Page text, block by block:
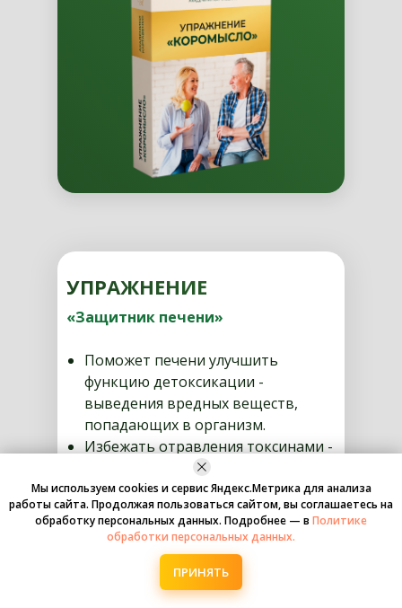
УПРАЖНЕНИЕ
«Защитник печени»
Поможет печени улучшить
функцию детоксикации -
выведения вредных веществ,
попадающих в организм.
Избежать отравления токсинами -
крайне губительного для печени
состояния и для всего организма в
целом, характеризующегося
такими симптомами как тошнота
и рвота, горечь во рту, потеря
веса, снижение аппетита,
изменение цвета кала и мочи,
Мы используем cookies и сервис Яндекс.Метрика для анализа
работы сайта. Продолжая пользоваться сайтом, вы соглашаетесь на
обработку персональных данных. Подробнее — в Политике
обработки персональных данных.
ПРИНЯТЬ